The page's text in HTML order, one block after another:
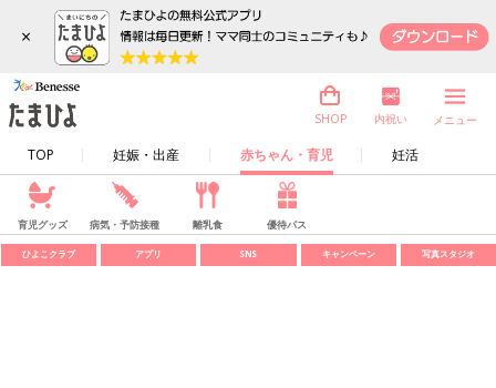
×
TOP 妊娠・出産 赤ちゃん・育児 妊活
SHOP 内祝い メニュー
育児グッズ 病気・予防接種 離乳食 優待パス
ひよこクラブ アプリ SNS キャンペーン 写真スタジオ